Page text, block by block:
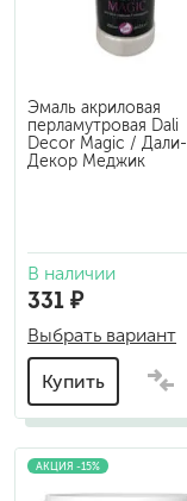
Эмаль акриловая
перламутровая Dali
Decor Magic / Дали-
Декор Меджик
В наличии
331 ₽
Выбрать вариант
Купить
АКЦИЯ -15%